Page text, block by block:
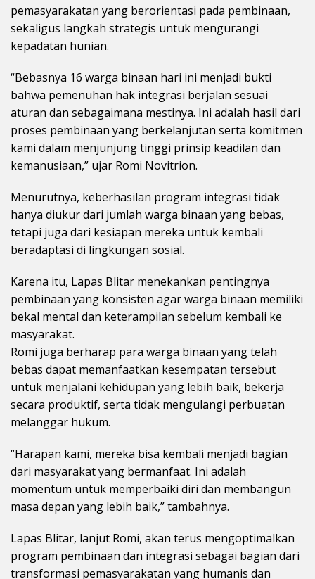
pemasyarakatan yang berorientasi pada pembinaan,
sekaligus langkah strategis untuk mengurangi
kepadatan hunian.
“Bebasnya 16 warga binaan hari ini menjadi bukti
bahwa pemenuhan hak integrasi berjalan sesuai
aturan dan sebagaimana mestinya. Ini adalah hasil dari
proses pembinaan yang berkelanjutan serta komitmen
kami dalam menjunjung tinggi prinsip keadilan dan
kemanusiaan,” ujar Romi Novitrion.
Menurutnya, keberhasilan program integrasi tidak
hanya diukur dari jumlah warga binaan yang bebas,
tetapi juga dari kesiapan mereka untuk kembali
beradaptasi di lingkungan sosial.
Karena itu, Lapas Blitar menekankan pentingnya
pembinaan yang konsisten agar warga binaan memiliki
bekal mental dan keterampilan sebelum kembali ke
masyarakat.
Romi juga berharap para warga binaan yang telah
bebas dapat memanfaatkan kesempatan tersebut
untuk menjalani kehidupan yang lebih baik, bekerja
secara produktif, serta tidak mengulangi perbuatan
melanggar hukum.
“Harapan kami, mereka bisa kembali menjadi bagian
dari masyarakat yang bermanfaat. Ini adalah
momentum untuk memperbaiki diri dan membangun
masa depan yang lebih baik,” tambahnya.
Lapas Blitar, lanjut Romi, akan terus mengoptimalkan
program pembinaan dan integrasi sebagai bagian dari
transformasi pemasyarakatan yang humanis dan